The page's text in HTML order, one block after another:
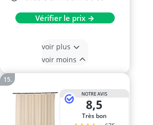
Vérifier le prix →
voir plus
voir moins
NOTRE AVIS
8,5
Très bon